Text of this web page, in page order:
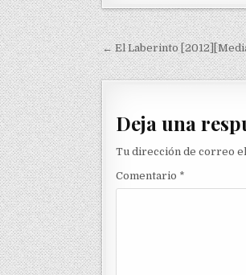
Navegación
← El Laberinto
Deja una
Tu dirección de correo
Comentario *